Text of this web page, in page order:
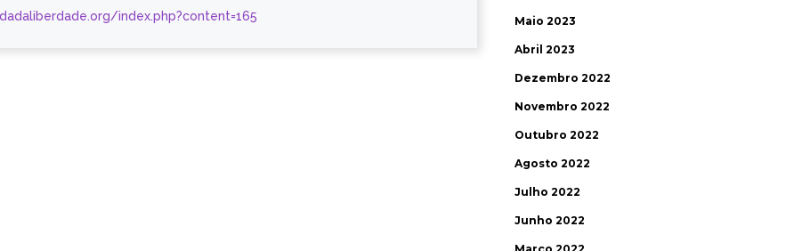
index.php?content=165 Maio 2023
Abril 2023
Dezembro 2022
Novembro 2022
Outubro 2022
Agosto 2022
Julho 2022
Junho 2022